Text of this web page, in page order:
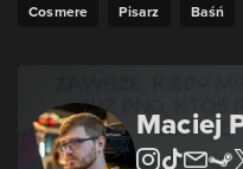
Cosmere
Pisarz Baśń
Maciej